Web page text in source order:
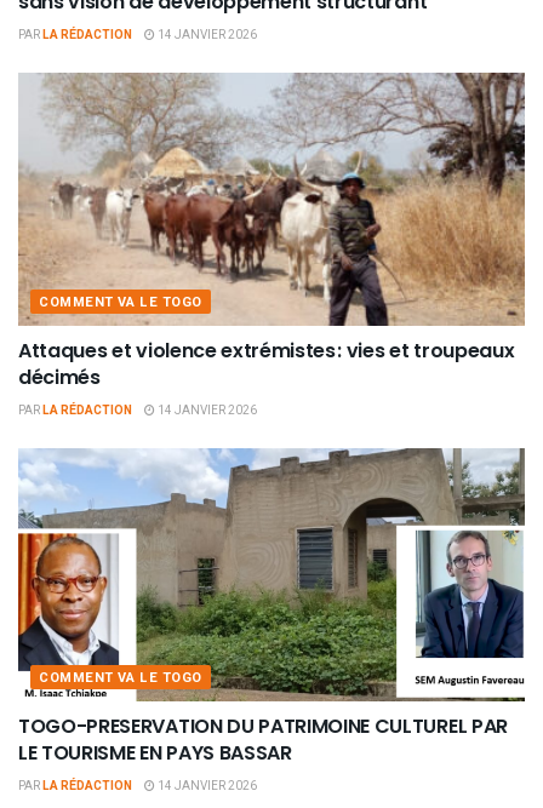
PARLA RÉDACTION 14 JANVIER 2026
COMMENT VA LE TOGO
Attaques et violence extrémistes : vies et troupeaux
décimés
PARLA RÉDACTION 14 JANVIER 2026
COMMENT VA LE TOGO
TOGO-PRESERVATION DU PATRIMOINE CULTUREL PAR
LE TOURISME EN PAYS BASSAR
PARLA RÉDACTION 14 JANVIER 2026